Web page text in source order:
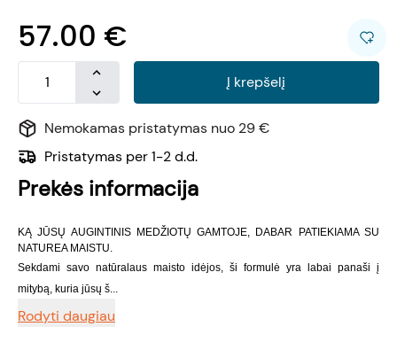
57.00 €
Į krepšelį
Nemokamas pristatymas nuo 29 €
Pristatymas per 1-2 d.d.
Prekės informacija
KĄ JŪSŲ AUGINTINIS MEDŽIOTŲ GAMTOJE, DABAR PATIEKIAMA SU
NATUREA MAISTU.
Sekdami savo natūralaus maisto idėjos, ši formulė yra labai panaši į
mitybą, kuria jūsų š...
Rodyti daugiau